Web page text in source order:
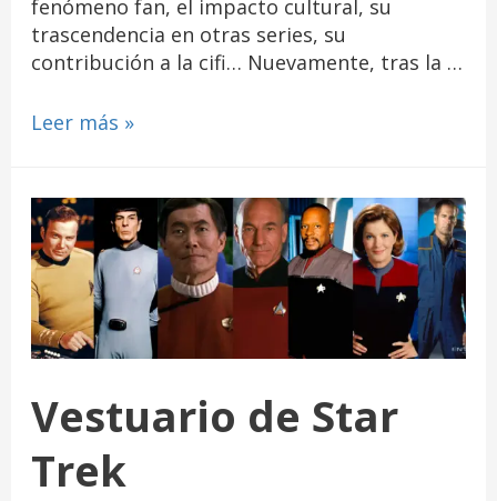
fenómeno fan, el impacto cultural, su
trascendencia en otras series, su
contribución a la cifi… Nuevamente, tras la …
Leer más »
Vestuario de Star
Trek